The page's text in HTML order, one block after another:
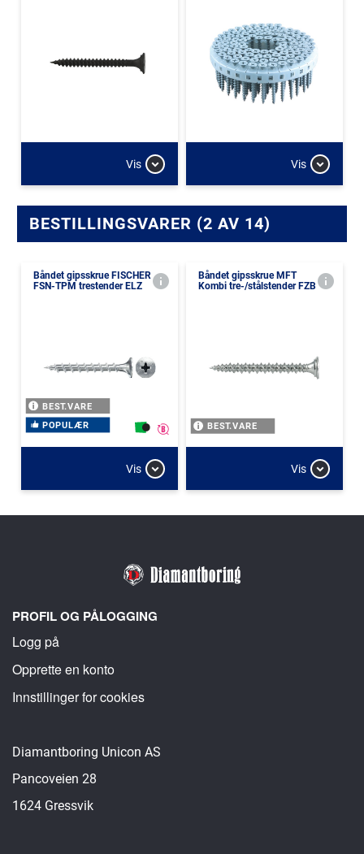
Vis Vis
BESTILLINGSVARER (2 AV 14)
Båndet gipsskrue FISCHER
FSN-TPM trestender ELZ
BEST.VARE
POPULÆR
Vis
Båndet gipsskrue MFT
Kombi tre-/stålstender FZB
BEST.VARE
Vis
PROFIL OG PÅLOGGING
Logg på
Opprette en konto
Innstillinger for cookies
Diamantboring Unicon AS
Pancoveien 28
1624 Gressvik